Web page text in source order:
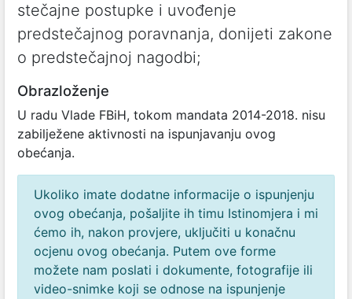
stečajne postupke i uvođenje
predstečajnog poravnanja, donijeti zakone
o predstečajnoj nagodbi;
Obrazloženje
U radu Vlade FBiH, tokom mandata 2014-2018. nisu
zabilježene aktivnosti na ispunjavanju ovog
obećanja.
Ukoliko imate dodatne informacije o ispunjenju
ovog obećanja, pošaljite ih timu Istinomjera i mi
ćemo ih, nakon provjere, uključiti u konačnu
ocjenu ovog obećanja. Putem ove forme
možete nam poslati i dokumente, fotografije ili
video-snimke koji se odnose na ispunjenje